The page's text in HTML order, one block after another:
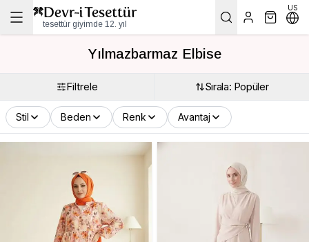
tesettür giyimde 12. yıl
US
Yılmazbarmaz Elbise
Filtrele Sırala: Popüler
Stil Beden Renk Avantaj